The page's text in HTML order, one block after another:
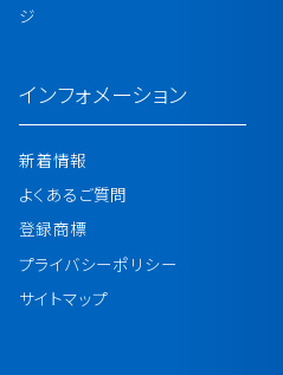
ジ
インフォメーション
新着情報
よくあるご質問
登録商標
プライバシーポリシー
サイトマップ